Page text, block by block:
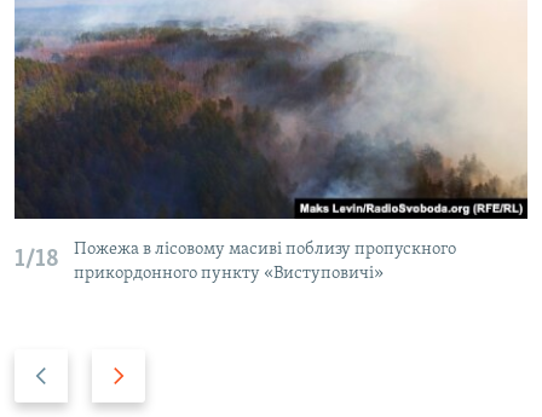
1/18
Пожежа в лісовому масиві поблизу пропускного
прикордонного пункту «Виступовичі»